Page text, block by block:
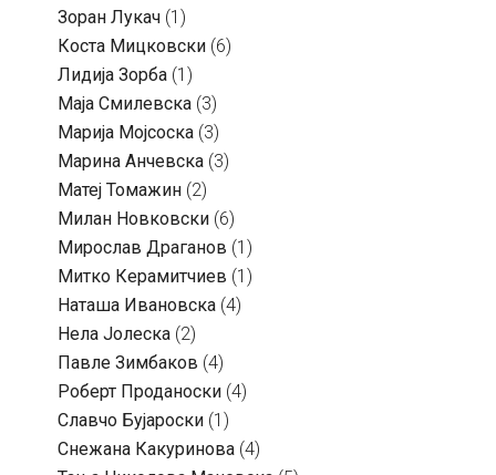
Зоран Лукач (1)
Коста Мицковски (6)
Лидија Зорба (1)
Маја Смилевска (3)
Марија Мојсоска (3)
Марина Анчевска (3)
Матеј Томажин (2)
Милан Новковски (6)
Мирослав Драганов (1)
Митко Керамитчиев (1)
Наташа Ивановска (4)
Нела Јолеска (2)
Павле Зимбаков (4)
Роберт Проданоски (4)
Славчо Бујароски (1)
Снежана Какуринова (4)